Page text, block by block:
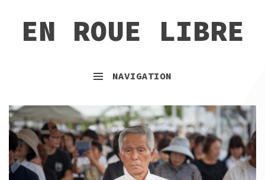
NAVIGATION
CONTENTEN ROUE LIBRE
NAVIGATION